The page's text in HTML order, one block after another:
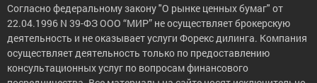
Согласно федеральному закону "О рынке ценных бумаг" от
22.04.1996 N 39-ФЗ ООО “МИР” не осуществляет брокерскую
деятельность и не оказывает услуги Форекс дилинга. Компания
осуществляет деятельность только по предоставлению
консультационных услуг по вопросам финансового